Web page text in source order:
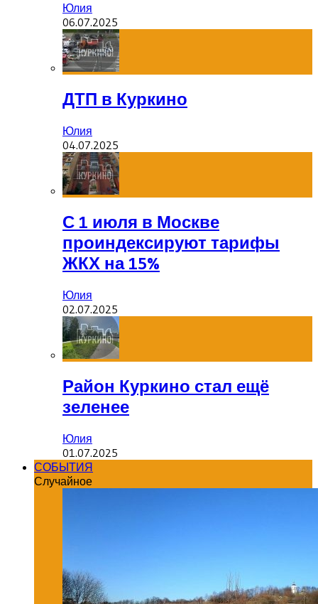
Юлия
06.07.2025
ДТП в Куркино
Юлия
04.07.2025
С 1 июля в Москве
проиндексируют тарифы
ЖКХ на 15%
Юлия
02.07.2025
Район Куркино стал ещё
зеленее
Юлия
01.07.2025
СОБЫТИЯ
Случайное